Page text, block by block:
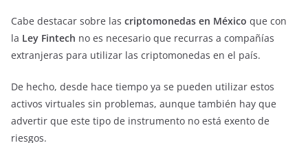
Cabe destacar sobre las criptomonedas en México que con
la Ley Fintech no es necesario que recurras a compañías
extranjeras para utilizar las criptomonedas en el país.
De hecho, desde hace tiempo ya se pueden utilizar estos
activos virtuales sin problemas, aunque también hay que
advertir que este tipo de instrumento no está exento de
riesgos.